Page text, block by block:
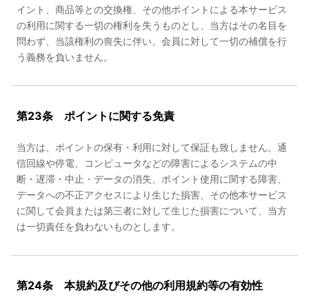
イント、商品等との交換権、その他ポイントによる本サービス
の利用に関する一切の権利を失うものとし、当方はその名目を
問わず、当該権利の喪失に伴い、会員に対して一切の補償を行
う義務を負いません。
第23条 ポイントに関する免責
当方は、ポイントの保有・利用に対して保証も致しません。通
信回線や停電、コンピュータなどの障害によるシステムの中
断・遅滞・中止・データの消失、ポイント使用に関する障害、
データへの不正アクセスにより生じた損害、その他本サービス
に関して会員または第三者に対して生じた損害について、当方
は一切責任を負わないものとします。
第24条 本規約及びその他の利用規約等の有効性